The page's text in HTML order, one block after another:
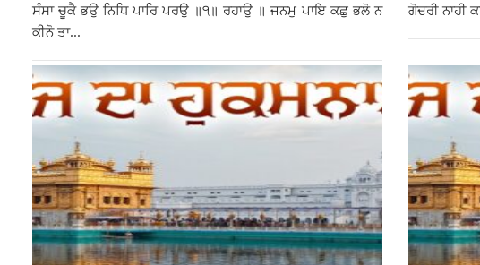
ਸੰਸਾ ਚੂਕੈ ਭਉ ਨਿਧਿ ਪਾਰਿ ਪਰਉ ॥੧॥ ਰਹਾਉ ॥ ਜਨਮੁ ਪਾਇ ਕਛੁ ਭਲੋ ਨ
ਕੀਨੋ ਤਾ...
ਗੋਦਰੀ ਨਾਹੀ